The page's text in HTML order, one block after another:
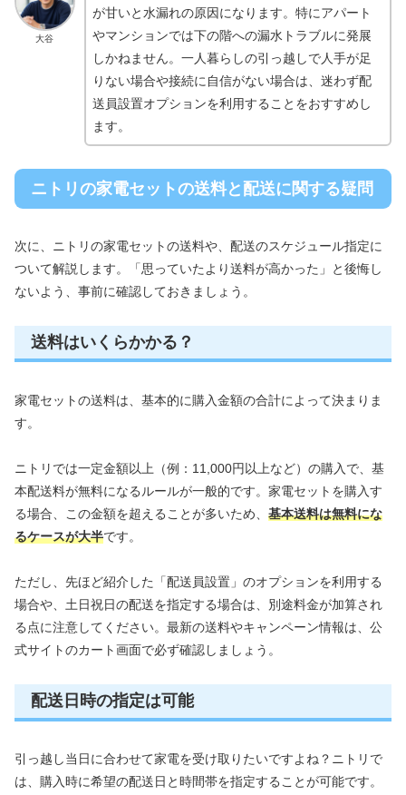
大谷
が甘いと水漏れの原因になります。特にアパート
やマンションでは下の階への漏水トラブルに発展
しかねません。一人暮らしの引っ越しで人手が足
りない場合や接続に自信がない場合は、迷わず配
送員設置オプションを利用することをおすすめし
ます。
ニトリの家電セットの送料と配送に関する疑問
次に、ニトリの家電セットの送料や、配送のスケジュール指定に
ついて解説します。「思っていたより送料が高かった」と後悔し
ないよう、事前に確認しておきましょう。
送料はいくらかかる？
家電セットの送料は、基本的に購入金額の合計によって決まりま
す。
ニトリでは一定金額以上（例：11,000円以上など）の購入で、基
本配送料が無料になるルールが一般的です。家電セットを購入す
る場合、この金額を超えることが多いため、 基本送料は無料にな
るケースが大半です。
ただし、先ほど紹介した「配送員設置」のオプションを利用する
場合や、土日祝日の配送を指定する場合は、別途料金が加算され
る点に注意してください。最新の送料やキャンペーン情報は、公
式サイトのカート画面で必ず確認しましょう。
配送日時の指定は可能
引っ越し当日に合わせて家電を受け取りたいですよね？ニトリで
は、購入時に希望の配送日と時間帯を指定することが可能です。